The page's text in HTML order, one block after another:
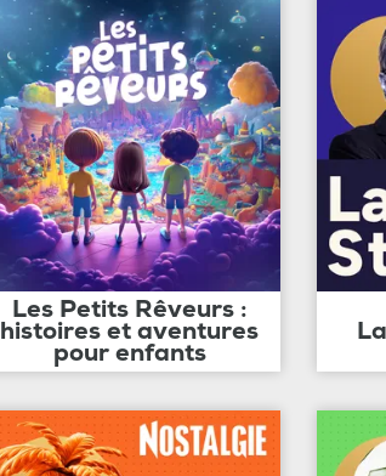
Les Petits Rêveurs :
histoires et aventures
pour enfants